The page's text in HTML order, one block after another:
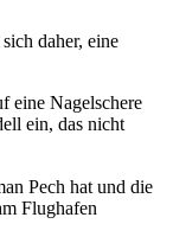
daher, eine
eine Nagelschere
ein, das nicht
Pech hat und die
Flughafen